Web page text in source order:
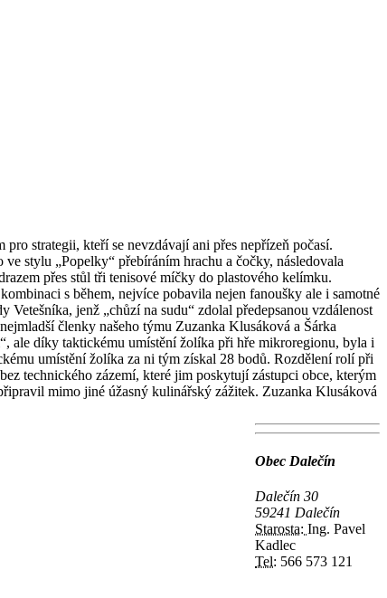
strategii, kteří se nevzdávají ani přes nepřízeň počasí.
stylu „Popelky“ přebíráním hrachu a čočky, následovala
přes stůl tři tenisové míčky do plastového kelímku.
s během, nejvíce pobavila nejen fanoušky ale i samotné
jenž „chůzí na sudu“ zdolal předepsanou vzdálenost
členky našeho týmu Zuzanka Klusáková a Šárka
ale díky taktickému umístění žolíka při hře mikroregionu, byla i
umístění žolíka za ni tým získal 28 bodů. Rozdělení rolí při
technického zázemí, které jim poskytují zástupci obce, kterým
mimo jiné úžasný kulinářský zážitek. Zuzanka Klusáková
Obec Dalečín
Dalečín 30
59241 Dalečín
Starosta: Ing. Pavel
Kadlec
Tel: 566 573 121